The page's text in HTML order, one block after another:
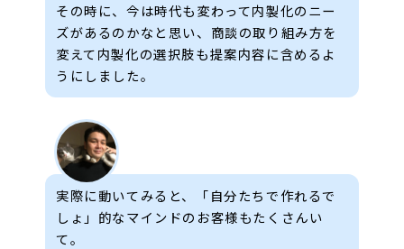
その時に、今は時代も変わって内製化のニー
ズがあるのかなと思い、商談の取り組み方を
変えて内製化の選択肢も提案内容に含めるよ
うにしました。
実際に動いてみると、「自分たちで作れるで
しょ」的なマインドのお客様もたくさんい
て。